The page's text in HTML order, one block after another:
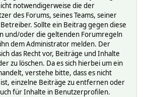
notwendigerweise die der
des Forums, seines Teams, seiner
Sollte ein Beitrag gegen diese
und/oder die geltenden Forumregeln
dem Administrator melden. Der
das Recht vor, Beiträge und Inhalte
zu löschen. Da es sich hierbei um ein
verstehe bitte, dass es nicht
einzelne Beiträge zu entfernen oder
für Inhalte in Benutzerprofilen.